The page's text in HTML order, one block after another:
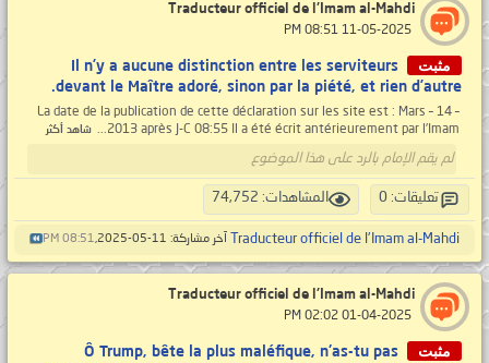
Traducteur officiel de l'Imam al-Mahdi
مثبت
Il n’y a aucune distinction entre les serviteurs
devant le Maître adoré, sinon par la piété, et rien d’autre.
La date de la publication de cette déclaration sur les site est : Mars – 14 –
2013 après J-C 08:55 Il a été écrit antérieurement par l’Imam...
شاهد أكثر
لم يقم الإمام بالرد على هذا الموضوع
تعليقات: 0 المشاهدات: 74,752
Traducteur officiel de l'Imam al-Mahdi آخر مشاركة: 11-05-2025, 08:51 PM
Traducteur officiel de l'Imam al-Mahdi
مثبت
Ô Trump, bête la plus maléfique, n'as-tu pas